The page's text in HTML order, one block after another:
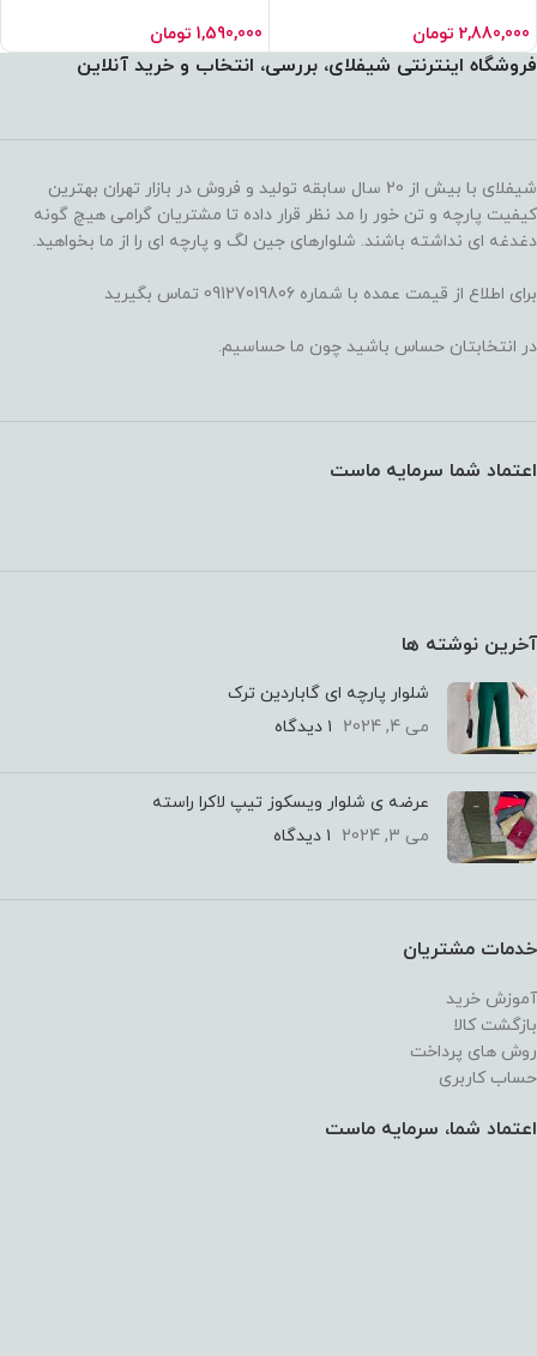
2,880,000 تومان 1,590,000 تومان
فروشگاه اینترنتی شیفلای، بررسی، انتخاب و خرید آنلاین
شیفلای با بیش از 20 سال سابقه تولید و فروش در بازار تهران بهترین
کیفیت پارچه و تن خور را مد نظر قرار داده تا مشتریان گرامی هیچ گونه
دغدغه ای نداشته باشند. شلوارهای جین لگ و پارچه ای را از ما بخواهید.
برای اطلاع از قیمت عمده با شماره 09127019806 تماس بگیرید
در انتخابتان حساس باشید چون ما حساسیم.
اعتماد شما سرمایه ماست
آخرین نوشته ها
شلوار پارچه ای گاباردین ترک
می 4, 2024
۱ دیدگاه
عرضه ی شلوار ویسکوز تیپ لاکرا راسته
می 3, 2024
۱ دیدگاه
خدمات مشتریان
آموزش خرید
بازگشت کالا
روش های پرداخت
حساب کاربری
اعتماد شما، سرمایه ماست